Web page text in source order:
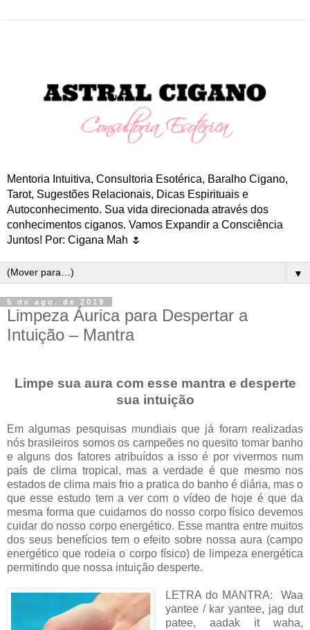
Mentoria Intuitiva, Consultoria Esotérica, Baralho Cigano,
Tarot, Sugestões Relacionais, Dicas Espirituais e
Autoconhecimento. Sua vida direcionada através dos
conhecimentos ciganos. Vamos Expandir a Consciência
Juntos! Por: Cigana Mah 🌷
▼
5 de ago. de 2019
Limpeza Áurica para Despertar a
Intuição – Mantra
Limpe sua aura com esse mantra e desperte
sua intuição
Em algumas pesquisas mundiais que já foram realizadas
nós brasileiros somos os campeões no quesito tomar banho
e alguns dos fatores atribuídos a isso é por vivermos num
país de clima tropical, mas a verdade é que mesmo nos
estados de clima mais frio a pratica do banho é diária, mas o
que esse estudo tem a ver com o vídeo de hoje é que da
mesma forma que cuidamos do nosso corpo físico devemos
cuidar do nosso corpo energético. Esse mantra entre muitos
dos seus benefícios tem o efeito sobre nossa aura (campo
energético que rodeia o corpo físico) de limpeza energética
permitindo que nossa intuição desperte.
LETRA do MANTRA: Waa
yantee / kar yantee, jag dut
patee, aadak it waha,